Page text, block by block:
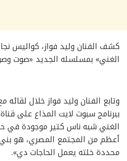
كشف الفنان وليد فواز، كواليس
الغني» بمسلسله الجديد «صوت
وتابع الفنان وليد فواز خلال
ببرنامج سبوت لايت المذاع على
الغني شبه ناس كتير موجودة في
أعظم من المجتمع المصري، هو
محددة خلته يعمل الحاجات دي».